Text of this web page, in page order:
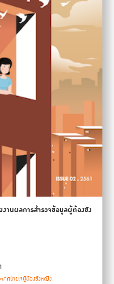
านผลการสำรวจข้อมูลผู้ต้องขัง
ทศไทย#ผู้ต้องขังหญิง